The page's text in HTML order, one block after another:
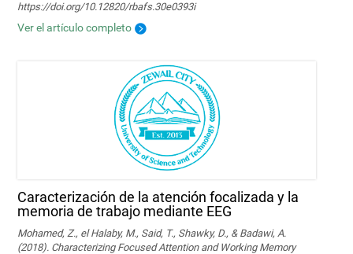
https://doi.org/10.12820/rbafs.30e0393i
Ver el artículo completo
Caracterización de la atención focalizada y la
memoria de trabajo mediante EEG
Mohamed, Z., el Halaby, M., Said, T., Shawky, D., & Badawi, A.
(2018). Characterizing Focused Attention and Working Memory